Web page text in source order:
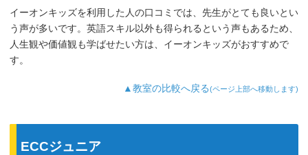
イーオンキッズを利用した人の口コミでは、先生がとても良いとい
う声が多いです。英語スキル以外も得られるという声もあるため、
人生観や価値観も学ばせたい方は、イーオンキッズがおすすめで
す。
▲教室の比較へ戻る(ページ上部へ移動します)
ECCジュニア